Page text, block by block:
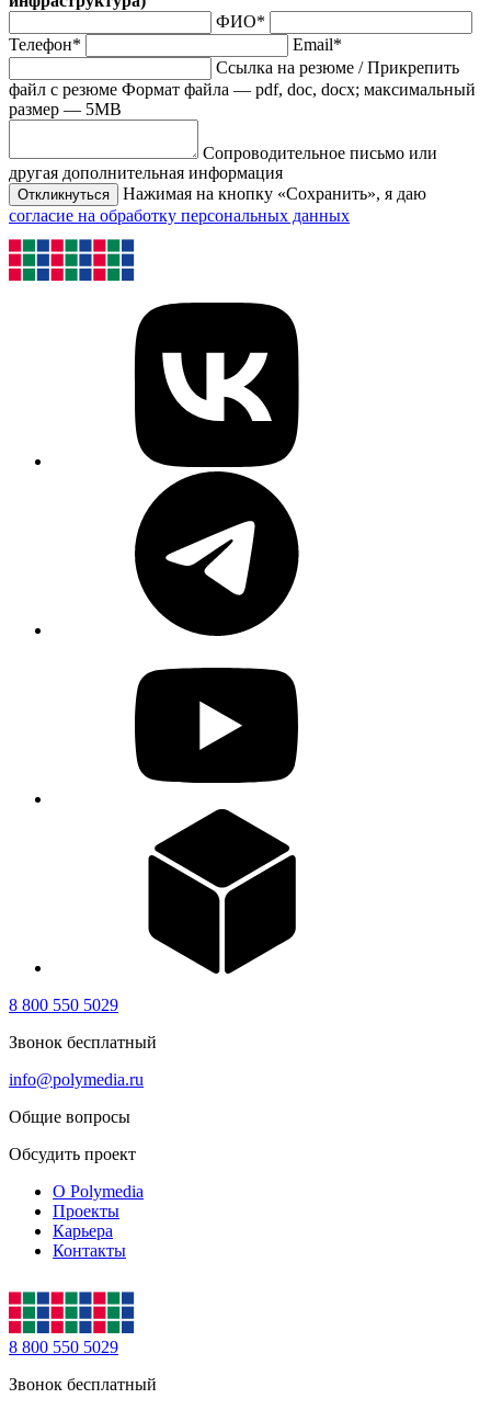
ФИО*
Телефон*
Email*
Ссылка на резюме /Прикрепить
файл с резюме Формат файла — pdf, doc, docx; максимальный
размер — 5MB
Сопроводительное письмо или
другая дополнительная информация
Откликнуться
Нажимая на кнопку «Сохранить», я даю
согласие на обработку персональных данных
8 800 550 5029
Звонок бесплатный
info@polymedia.ru
Общие вопросы
Обсудить проект
О Polymedia
Проекты
Карьера
Контакты
8 800 550 5029
Звонок бесплатный